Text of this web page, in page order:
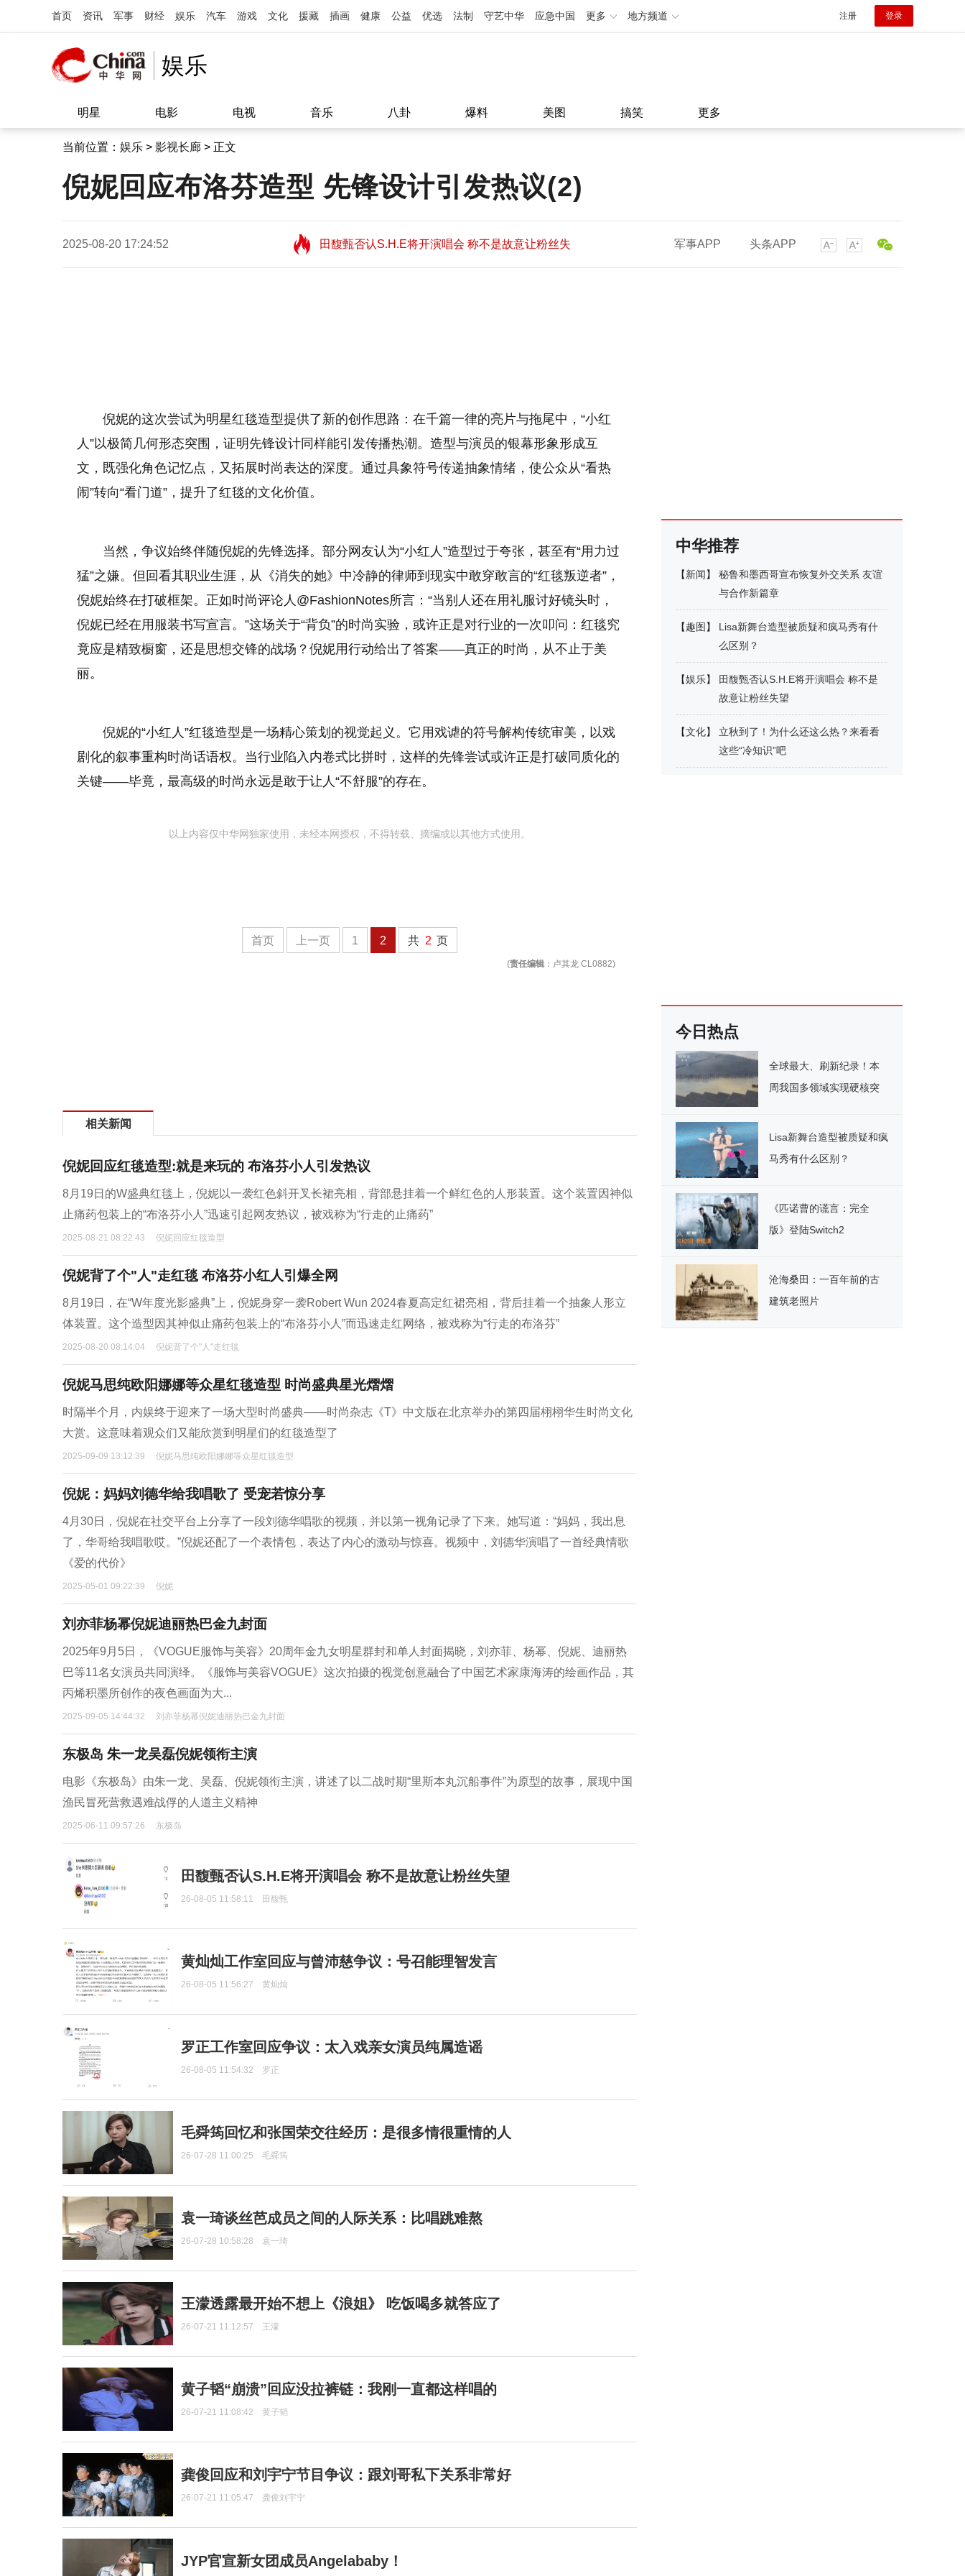
首页 资讯 军事 财经 娱乐 汽车 游戏 文化 援藏 插画 健康 公益 优选 法制 守艺中华 应急中国 更多 地方频道 注册 登录
娱乐
明星 电影 电视 音乐 八卦 爆料 美图 搞笑 更多
当前位置： 娱乐 > 影视长廊 > 正文
倪妮回应布洛芬造型 先锋设计引发热议(2)
2025-08-20 17:24:52
田馥甄否认S.H.E将开演唱会 称不是故意让粉丝失
望11:08
田馥甄否认S.H.E将开演唱会 称不是故意让粉丝失
军事APP 头条APP
倪妮的这次尝试为明星红毯造型提供了新的创作思路：在千篇一律的亮片与拖尾中，“小红
人”以极简几何形态突围，证明先锋设计同样能引发传播热潮。造型与演员的银幕形象形成互
文，既强化角色记忆点，又拓展时尚表达的深度。通过具象符号传递抽象情绪，使公众从“看热
闹”转向“看门道”，提升了红毯的文化价值。
当然，争议始终伴随倪妮的先锋选择。部分网友认为“小红人”造型过于夸张，甚至有“用力过
猛”之嫌。但回看其职业生涯，从《消失的她》中冷静的律师到现实中敢穿敢言的“红毯叛逆者”，
倪妮始终在打破框架。正如时尚评论人@FashionNotes所言：“当别人还在用礼服讨好镜头时，
倪妮已经在用服装书写宣言。”这场关于“背负”的时尚实验，或许正是对行业的一次叩问：红毯究
竟应是精致橱窗，还是思想交锋的战场？倪妮用行动给出了答案——真正的时尚，从不止于美
丽。
倪妮的“小红人”红毯造型是一场精心策划的视觉起义。它用戏谑的符号解构传统审美，以戏
剧化的叙事重构时尚话语权。当行业陷入内卷式比拼时，这样的先锋尝试或许正是打破同质化的
关键——毕竟，最高级的时尚永远是敢于让人“不舒服”的存在。
以上内容仅中华网独家使用，未经本网授权，不得转载、摘编或以其他方式使用。
首页 上一页 1 2 共 2 页
(责任编辑 ：卢其龙 CL0882)
相关新闻
倪妮回应红毯造型:就是来玩的 布洛芬小人引发热议
8月19日的W盛典红毯上，倪妮以一袭红色斜开叉长裙亮相，背部悬挂着一个鲜红色的人形装置。这个装置因神似
止痛药包装上的“布洛芬小人”迅速引起网友热议，被戏称为“行走的止痛药”
2025-08-21 08:22:43 倪妮回应红毯造型
倪妮背了个"人"走红毯 布洛芬小红人引爆全网
8月19日，在“W年度光影盛典”上，倪妮身穿一袭Robert Wun 2024春夏高定红裙亮相，背后挂着一个抽象人形立
体装置。这个造型因其神似止痛药包装上的“布洛芬小人”而迅速走红网络，被戏称为“行走的布洛芬”
2025-08-20 08:14:04 倪妮背了个"人"走红毯
倪妮马思纯欧阳娜娜等众星红毯造型 时尚盛典星光熠熠
时隔半个月，内娱终于迎来了一场大型时尚盛典——时尚杂志《T》中文版在北京举办的第四届栩栩华生时尚文化
大赏。这意味着观众们又能欣赏到明星们的红毯造型了
2025-09-09 13:12:39 倪妮马思纯欧阳娜娜等众星红毯造型
倪妮：妈妈刘德华给我唱歌了 受宠若惊分享
4月30日，倪妮在社交平台上分享了一段刘德华唱歌的视频，并以第一视角记录了下来。她写道：“妈妈，我出息
了，华哥给我唱歌哎。”倪妮还配了一个表情包，表达了内心的激动与惊喜。视频中，刘德华演唱了一首经典情歌
《爱的代价》
2025-05-01 09:22:39 倪妮
刘亦菲杨幂倪妮迪丽热巴金九封面
2025年9月5日，《VOGUE服饰与美容》20周年金九女明星群封和单人封面揭晓，刘亦菲、杨幂、倪妮、迪丽热
巴等11名女演员共同演绎。《服饰与美容VOGUE》这次拍摄的视觉创意融合了中国艺术家康海涛的绘画作品，其
丙烯积墨所创作的夜色画面为大...
2025-09-05 14:44:32 刘亦菲杨幂倪妮迪丽热巴金九封面
东极岛 朱一龙吴磊倪妮领衔主演
电影《东极岛》由朱一龙、吴磊、倪妮领衔主演，讲述了以二战时期“里斯本丸沉船事件”为原型的故事，展现中国
渔民冒死营救遇难战俘的人道主义精神
2025-06-11 09:57:26 东极岛
田馥甄否认S.H.E将开演唱会 称不是故意让粉丝失望
26-08-05 11:58:11 田馥甄
黄灿灿工作室回应与曾沛慈争议：号召能理智发言
26-08-05 11:56:27 黄灿灿
罗正工作室回应争议：太入戏亲女演员纯属造谣
26-08-05 11:54:32 罗正
毛舜筠回忆和张国荣交往经历：是很多情很重情的人
26-07-28 11:00:25 毛舜筠
袁一琦谈丝芭成员之间的人际关系：比唱跳难熬
26-07-28 10:58:28 袁一琦
王濛透露最开始不想上《浪姐》 吃饭喝多就答应了
26-07-21 11:12:57 王濛
黄子韬“崩溃”回应没拉裤链：我刚一直都这样唱的
26-07-21 11:08:42 黄子韬
龚俊回应和刘宇宁节目争议：跟刘哥私下关系非常好
26-07-21 11:05:47 龚俊刘宇宁
JYP官宣新女团成员Angelababy！
中华推荐
【新闻】
秘鲁和墨西哥宣布恢复外交关系 友谊
与合作新篇章
【趣图 】
Lisa新舞台造型被质疑和疯马秀有什
么区别？
【娱乐】
田馥甄否认S.H.E将开演唱会 称不是
故意让粉丝失望
【文化】
立秋到了！为什么还这么热？来看看
这些“冷知识”吧
今日热点
全球最大、刷新纪录！本
周我国多领域实现硬核突
Lisa新舞台造型被质疑和疯
马秀有什么区别？
《匹诺曹的谎言：完全
版》登陆Switch2
沧海桑田：一百年前的古
建筑老照片